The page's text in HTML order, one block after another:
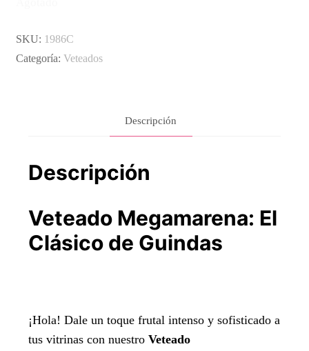
SKU: 1986C
Categoría: Veteados
Descripción
Descripción
Veteado Megamarena: El
Clásico de Guindas
¡Hola! Dale un toque frutal intenso y sofisticado a
tus vitrinas con nuestro Veteado